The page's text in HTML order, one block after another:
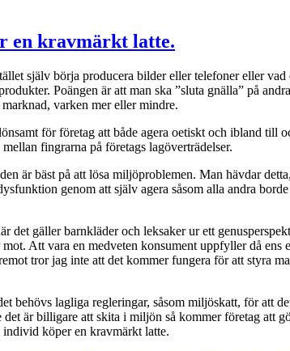
en kravmärkt latte.
själv börja producera bilder eller telefoner eller vad
Poängen är att man ska ”sluta gnälla” på
varken mer eller mindre.
för företag att både agera oetiskt och ibland till
fingrarna på företags lagöverträdelser.
är bäst på att lösa miljöproblemen. Man hävdar
genom att själv agera såsom alla andra
det gäller barnkläder och leksaker ur ett
Att vara en medveten konsument uppfyller då ens
tror jag inte att det kommer fungera för att styra
behövs lagliga regleringar, såsom miljöskatt, för att
är billigare att skita i miljön så kommer företag att
köper en kravmärkt latte.